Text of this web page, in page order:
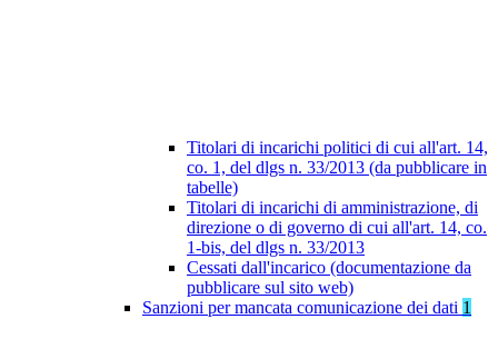
Titolari di incarichi politici di cui all'art. 14,
co. 1, del dlgs n. 33/2013 (da pubblicare in
tabelle)
Titolari di incarichi di amministrazione, di
direzione o di governo di cui all'art. 14, co.
1-bis, del dlgs n. 33/2013
Cessati dall'incarico (documentazione da
pubblicare sul sito web)
Sanzioni per mancata comunicazione dei dati 1